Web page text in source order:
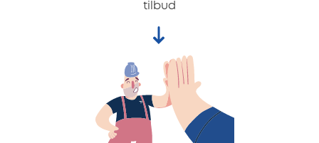
tilbud